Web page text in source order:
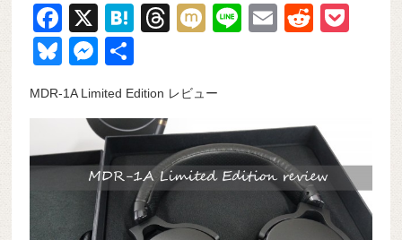
F
a
c
e
o
k
X
H
n
a
T
a
d
s
M
Li
E
R
t
Bl
e
sk
y
M
ss
e
n
g
er
MDR-1A Limited Edition レビュー